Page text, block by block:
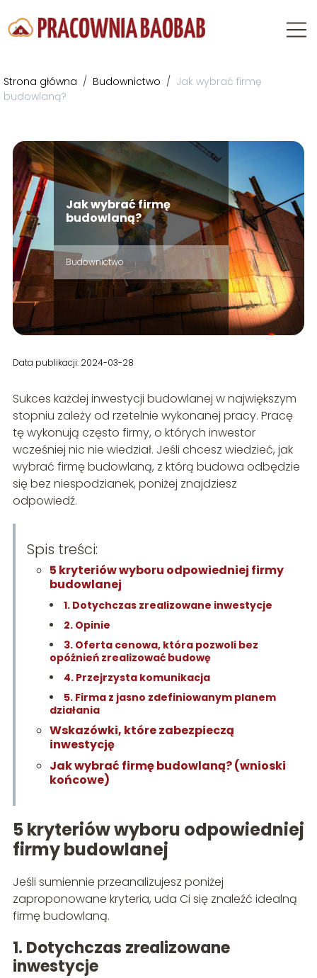
Strona główna / Budownictwo / Jak wybrać firmę
budowlaną?
Jak wybrać firmę
budowlaną?
Budownictwo
Data publikacji: 2024-03-28
Sukces każdej inwestycji budowlanej w największym
stopniu zależy od rzetelnie wykonanej pracy. Pracę
tę wykonują często firmy, o których inwestor
wcześniej nic nie wiedział. Jeśli chcesz wiedzieć, jak
wybrać firmę budowlaną, z którą budowa odbędzie
się bez niespodzianek, poniżej znajdziesz
odpowiedź.
Spis treści:
5 kryteriów wyboru odpowiedniej firmy
budowlanej
1. Dotychczas zrealizowane inwestycje
2. Opinie
3. Oferta cenowa, która pozwoli bez
opóźnień zrealizować budowę
4. Przejrzysta komunikacja
5. Firma z jasno zdefiniowanym planem
działania
Wskazówki, które zabezpieczą
inwestycję
Jak wybrać firmę budowlaną? (wnioski
końcowe)
5 kryteriów wyboru odpowiedniej
firmy budowlanej
Jeśli sumiennie przeanalizujesz poniżej
zaproponowane kryteria, uda Ci się znaleźć idealną
firmę budowlaną.
1. Dotychczas zrealizowane
inwestycje